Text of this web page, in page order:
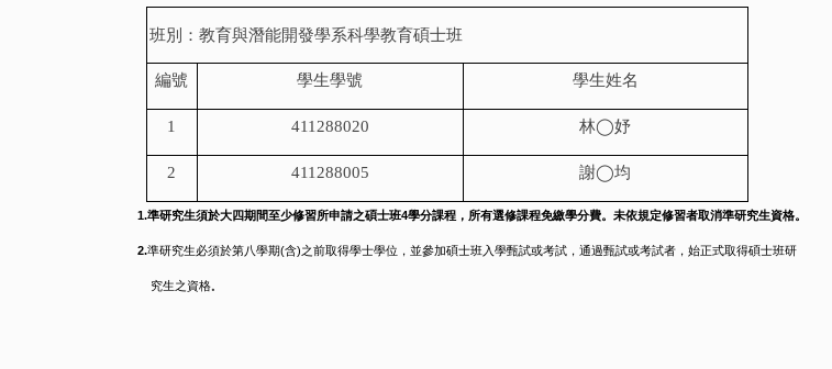
班別：教育與潛能開發學系科學教育碩士班
編號 學生學號 學生姓名
1 411288020 林◯妤
2 411288005 謝◯均
1.準研究生須於大四期間至少修習所申請之碩士班4學分課程，所有選修課程免繳學分費。未依規定修習者取消準研究生資格。
2.準研究生必須於第八學期(含)之前取得學士學位，並參加碩士班入學甄試或考試， 通過甄試或考試者，始正式取得碩士班研
究生之資格。